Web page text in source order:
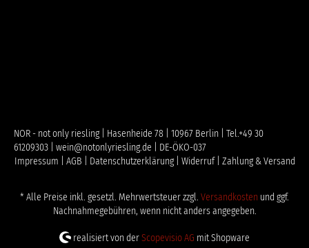
NOR - not only riesling | Hasenheide 78 | 10967 Berlin | Tel.+49 30
61209303 | wein@notonlyriesling.de | DE-ÖKO-037
Impressum | AGB | Datenschutzerklärung | Widerruf | Zahlung & Versand
* Alle Preise inkl. gesetzl. Mehrwertsteuer zzgl. Versandkosten und ggf.
Nachnahmegebühren, wenn nicht anders angegeben.
realisiert von derScopevisio AG mit Shopware